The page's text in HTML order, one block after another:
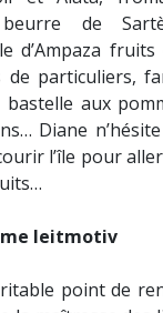
de
d’Ampaza
particuliers,
bastelle aux
Diane
l’île pour
leitmotiv
point de